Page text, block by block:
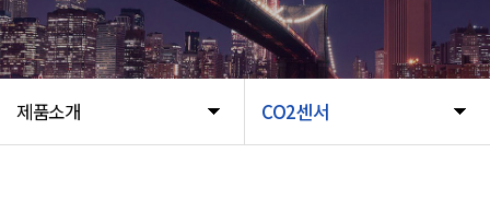
제품소개 CO2센서